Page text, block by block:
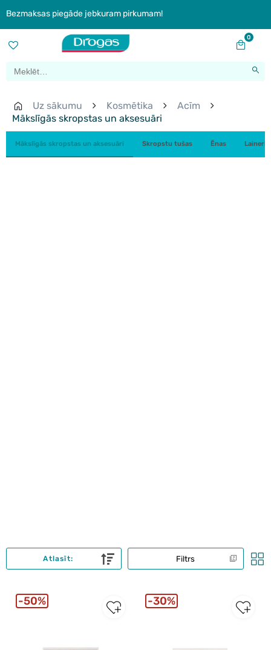
Bezmaksas piegāde jebkuram pirkumam!
0
Uz sākumu Kosmētika
Acīm
Mākslīgās skropstas un aksesuāri
Mākslīgās skropstas un aksesuāri Skropstu tušas Ēnas Laineri
Filtrs
Atlasīt:
50% 30%